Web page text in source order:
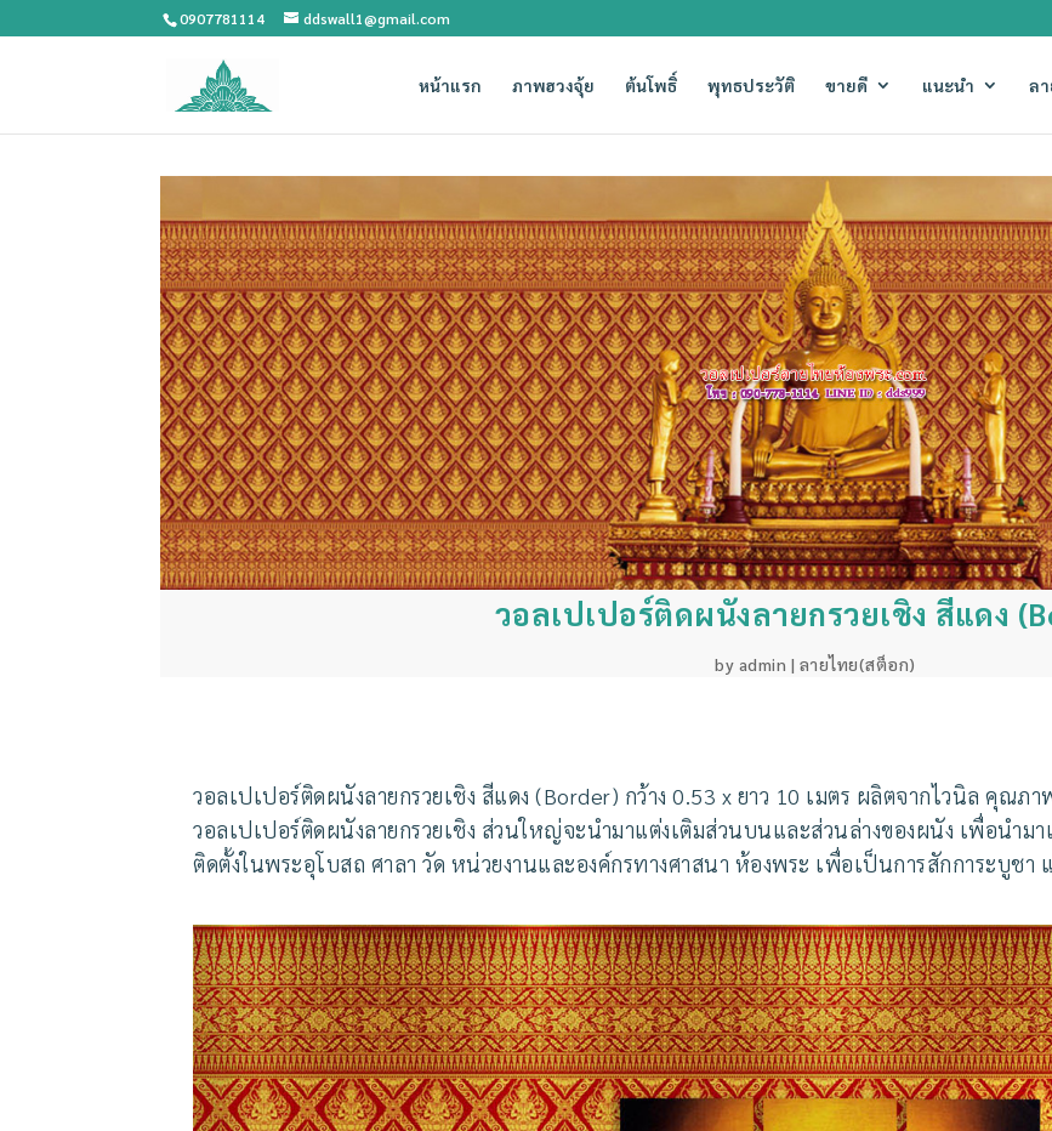
0907781114 ddswall1@gmail.com
หน้าแรก ภาพฮวงจุ้ย ต้นโพธิ์ พุทธประวัติ ขายดี แนะนำ ล
วอลเปเปอร์ติดผนังลายกรวยเชิง สีแดง
by admin | ลายไทย(สต็อก)
วอลเปเปอร์ติดผนังลายกรวยเชิง สีแดง (Border) กว้าง 0.53 x ยาว 10 เมตร ผลิตจากไวนิล คุณภา
วอลเปเปอร์ติดผนังลายกรวยเชิง ส่วนใหญ่จะนำมาแต่งเติมส่วนบนและส่วนล่างของผนัง เพื่อนำม
ติดตั้งในพระอุโบสถ ศาลา วัด หน่วยงานและองค์กรทางศาสนา ห้องพระ เพื่อเป็นการสักการะบูชา